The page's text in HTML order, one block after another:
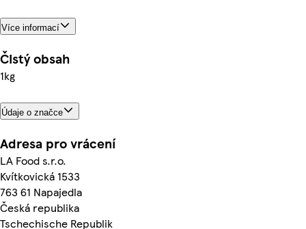
Více informací
Čistý obsah
1kg
Údaje o značce
Adresa pro vrácení
LA Food s.r.o.
Kvítkovická 1533
763 61 Napajedla
Česká republika
Tschechische Republik